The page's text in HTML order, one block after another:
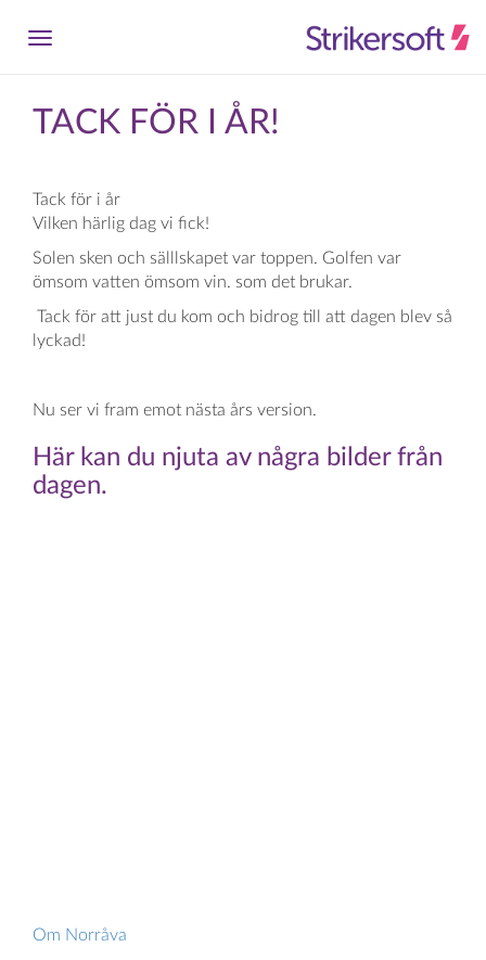
TACK FÖR I ÅR!
Tack för i år
Vilken härlig dag vi fick!
Solen sken och sälllskapet var toppen. Golfen var
ömsom vatten ömsom vin. som det brukar.
Tack för att just du kom och bidrog till att dagen blev så
lyckad!
Nu ser vi fram emot nästa års version.
Här kan du njuta av några bilder från
dagen.
Om Norråva